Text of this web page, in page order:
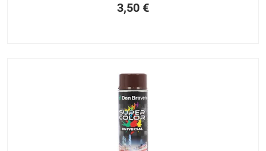
3,50 €